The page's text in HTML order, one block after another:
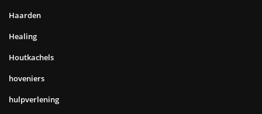
Haarden
Healing
Houtkachels
hoveniers
hulpverlening